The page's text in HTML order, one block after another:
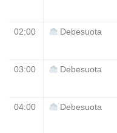
02:00 Debesuota
03:00 Debesuota
04:00 Debesuota